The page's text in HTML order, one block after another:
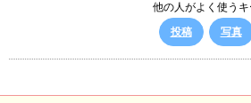
他の人がよく使う
投稿
写真